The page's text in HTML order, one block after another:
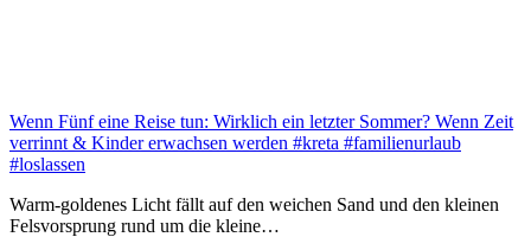
Wenn Fünf eine Reise tun: Wirklich ein letzter Sommer? Wenn Zeit
verrinnt & Kinder erwachsen werden #kreta #familienurlaub
#loslassen
Warm-goldenes Licht fällt auf den weichen Sand und den kleinen
Felsvorsprung rund um die kleine…